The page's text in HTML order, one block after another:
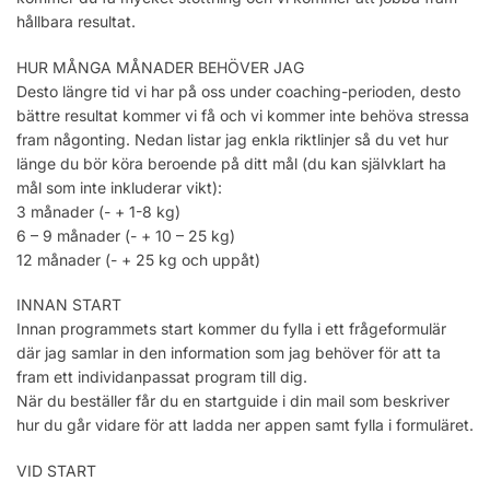
hållbara resultat.
HUR MÅNGA MÅNADER BEHÖVER JAG
Desto längre tid vi har på oss under coaching-perioden, desto
bättre resultat kommer vi få och vi kommer inte behöva stressa
fram någonting. Nedan listar jag enkla riktlinjer så du vet hur
länge du bör köra beroende på ditt mål (du kan självklart ha
mål som inte inkluderar vikt):
3 månader (- + 1-8 kg)
6 – 9 månader (- + 10 – 25 kg)
12 månader (- + 25 kg och uppåt)
INNAN START
Innan programmets start kommer du fylla i ett frågeformulär
där jag samlar in den information som jag behöver för att ta
fram ett individanpassat program till dig.
När du beställer får du en startguide i din mail som beskriver
hur du går vidare för att ladda ner appen samt fylla i formuläret.
VID START